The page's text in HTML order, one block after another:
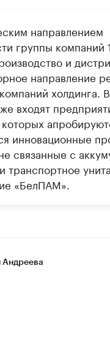
направлением
группы компаний
и
направление
холдинга.
входят
инновационные
связанные с
транспортное
«БелПАМ».
Андреева